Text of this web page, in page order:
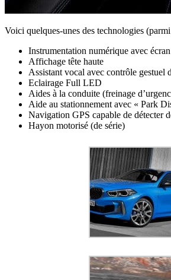
Voici quelques-unes des technologies
Instrumentation numérique avec
Affichage tête haute
Assistant vocal avec contrôle gestuel
Eclairage Full LED
Aides à la conduite (freinage
Aide au stationnement avec « Park
Navigation GPS capable de détecter
Hayon motorisé (de série)